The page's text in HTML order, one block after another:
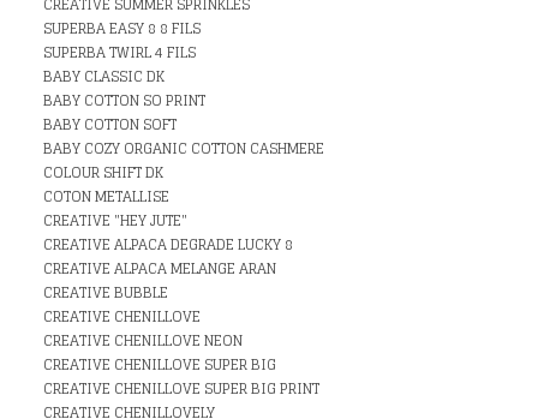
SUPERBA EASY 8 8 FILS
SUPERBA TWIRL 4 FILS
BABY CLASSIC DK
BABY COTTON SO PRINT
BABY COTTON SOFT
BABY COZY ORGANIC COTTON CASHMERE
COLOUR SHIFT DK
COTON METALLISE
CREATIVE "HEY JUTE"
CREATIVE ALPACA DEGRADE LUCKY 8
CREATIVE ALPACA MELANGE ARAN
CREATIVE BUBBLE
CREATIVE CHENILLOVE
CREATIVE CHENILLOVE NEON
CREATIVE CHENILLOVE SUPER BIG
CREATIVE CHENILLOVE SUPER BIG PRINT
CREATIVE CHENILLOVELY